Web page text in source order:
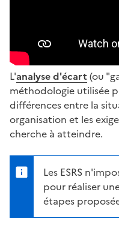
L'analyse d'écart(ou
méthodologie utilisée
différences entre la
organisation et les
cherche à atteindre.
Les ESRS
pour réaliser
étapes